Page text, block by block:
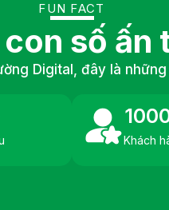
FUN FACT
số ấn
Digital, đây là
Khách